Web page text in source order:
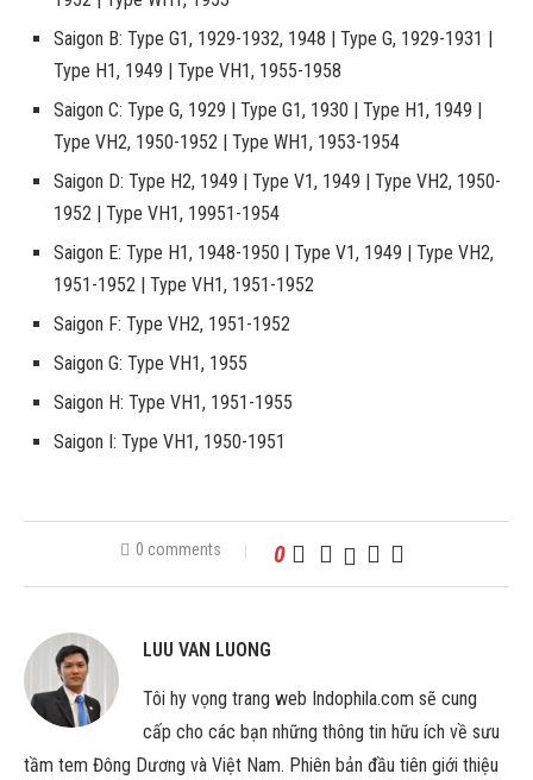
Saigon B: Type G1, 1929-1932, 1948 | Type G, 1929-1931 |
Type H1, 1949 | Type VH1, 1955-1958
Saigon C: Type G, 1929 | Type G1, 1930 | Type H1, 1949 |
Type VH2, 1950-1952 | Type WH1, 1953-1954
Saigon D: Type H2, 1949 | Type V1, 1949 | Type VH2, 1950-
1952 | Type VH1, 19951-1954
Saigon E: Type H1, 1948-1950 | Type V1, 1949 | Type VH2,
1951-1952 | Type VH1, 1951-1952
Saigon F: Type VH2, 1951-1952
Saigon G: Type VH1, 1955
Saigon H: Type VH1, 1951-1955
Saigon I: Type VH1, 1950-1951
0 comments 0
LUU VAN LUONG
Tôi hy vọng trang web Indophila.com sẽ cung
cấp cho các bạn những thông tin hữu ích về sưu
tầm tem Đông Dương và Việt Nam. Phiên bản đầu tiên giới thiệu